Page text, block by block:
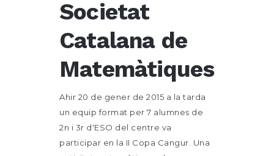
Societat
Catalana de
Matemàtiques
Ahir 20 de gener de 2015 a la tarda
un equip format per 7 alumnes de
2n i 3r d'ESO del centre va
participar en la II Copa Cangur. Una